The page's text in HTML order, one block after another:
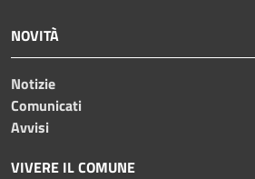
NOVITÀ
Notizie
Comunicati
Avvisi
VIVERE IL COMUNE